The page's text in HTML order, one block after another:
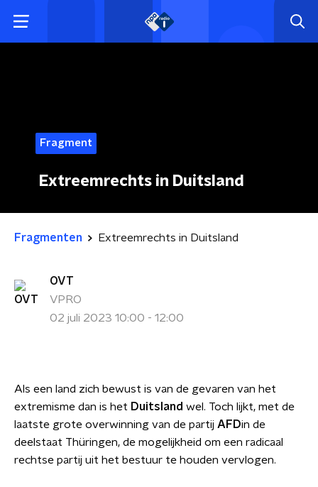
Fragment
Extreemrechts in Duitsland
Fragmenten Extreemrechts in Duitsland
OVT
VPRO
02 juli 2023 10:00 - 12:00
Als een land zich bewust is van de gevaren van het
extremisme dan is het Duitsland wel. Toch lijkt, met de
laatste grote overwinning van de partij AFDin de
deelstaat Thüringen, de mogelijkheid om een radicaal
rechtse partij uit het bestuur te houden vervlogen.